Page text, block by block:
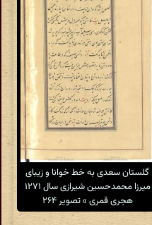
گلستان سعدی به خط خوانا و زیبای
میرزا محمدحسین شیرازی سال ۱۲۷۱
هجری قمری » تصویر ۲۶۴